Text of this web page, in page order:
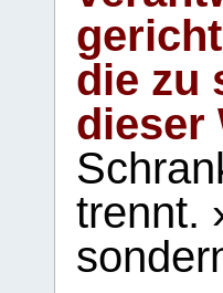
die zu
dieser
trennt.